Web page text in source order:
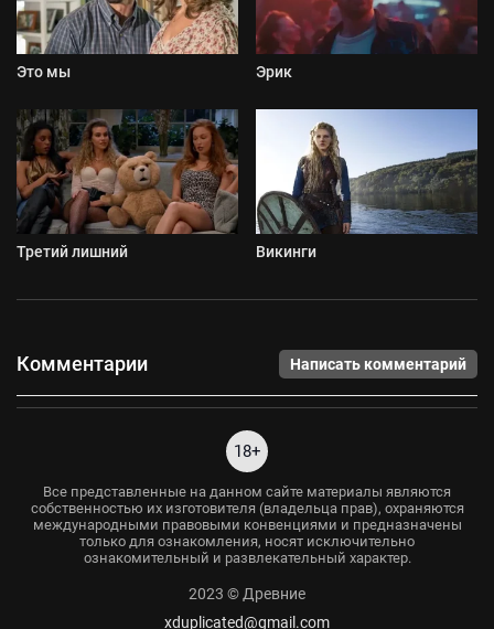
Это мы Эрик
Третий лишний Викинги
Комментарии Написать комментарий
18+
Все представленные на данном сайте материалы являются
собственностью их изготовителя (владельца прав), охраняются
международными правовыми конвенциями и предназначены
только для ознакомления, носят исключительно
ознакомительный и развлекательный характер.
2023 © Древние
xduplicated@gmail.com